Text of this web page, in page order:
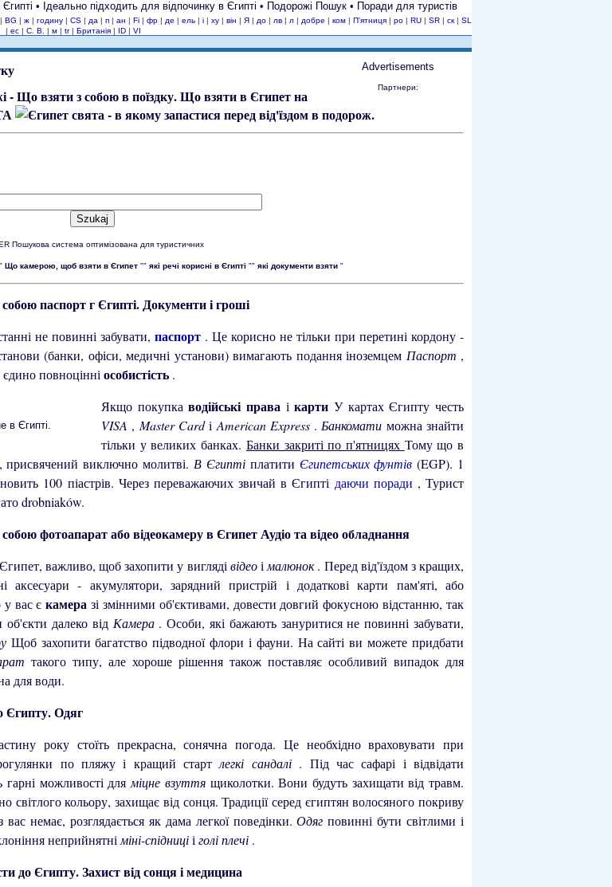
Єгипті • Ідеально підходить для відпочинку в Єгипті • Подорожі Пошук • Поради для туристів
| BG | ж | годину | CS | да | п | ан | Fi | фр | де | ель | і | ху | він | Я | до | лв | л | добре | ком | П'ятниця | ро | RU | SR | ск | SL
| ес | С. В. | м | tr | Британія | ID | VI
Advertisements
Партнери:
Що взяти в Єгипет на
Пошукова система оптимізована для туристичних
" Що камерою, щоб взяти в Єгипет "" які речі корисні в Єгипті "" які документи взяти "
Документи і гроші
не повинні забувати, паспорт . Це корисно не тільки при перетині кордону -
(банки, офіси, медичні установи) вимагають подання іноземцем Паспорт ,
повноцінніособистість .
Якщо покупкаводійські права ікартиУ картах Єгипту честь
VISA ,Master CardіAmerican Express .Банкомати можна знайти
тільки у великих банках. Банки закриті по п'ятницях Тому що в
присвячений виключно молитві. В Єгипті платити Єгипетських фунтів(EGP). 1
100 піастрів. Через переважаючих звичай в Єгипті даючи поради , Турист
drobniaków.
Аудіо та відео обладнання
важливо, щоб захопити у виглядівідеоімалюнок. Перед від'їздом з кращих,
аксесуари - акумулятори, зарядний пристрій і додаткові карти пам'яті, або
у вас єкамеразі змінними об'єктивами, довести довгий фокусною відстанню, так
далеко від Камера . Особи, які бажають зануритися не повинні забувати,
Щоб захопити багатство підводної флори і фауни. На сайті ви можете придбати
такого типу, але хороше рішення також поставляє особливий випадок для
для води.
Одяг
року стоїть прекрасна, сонячна погода. Це необхідно враховувати при
по пляжу і кращий стартлегкі сандалі . Під час сафарі і відвідати
гарні можливості дляміцне взуття щиколотки. Вони будуть захищати від травм.
світлого кольору, захищає від сонця. Традиції серед єгиптян волосяного покриву
немає, розглядається як дама легкої поведінки.Одягповинні бути світлими і
неприйнятніміні-спідницііголі плечі .
Захист від сонця і медицина